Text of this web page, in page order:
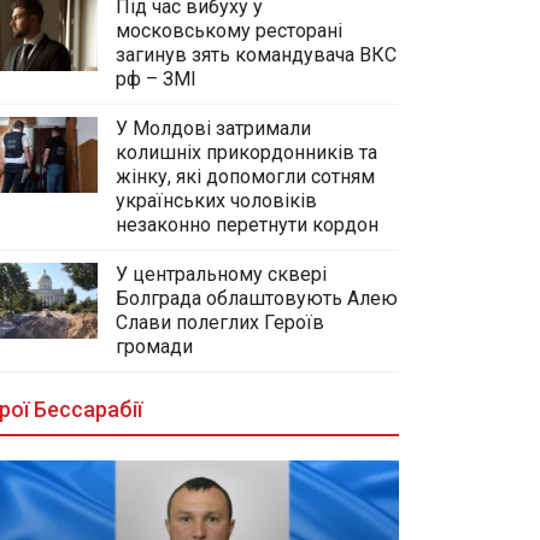
Під час вибуху у
московському ресторані
загинув зять командувача ВКС
рф – ЗМІ
У Молдові затримали
колишніх прикордонників та
жінку, які допомогли сотням
українських чоловіків
незаконно перетнути кордон
У центральному сквері
Болграда облаштовують Алею
Слави полеглих Героїв
громади
Бессарабії